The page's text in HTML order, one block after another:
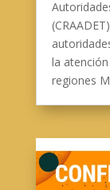
la
regiones